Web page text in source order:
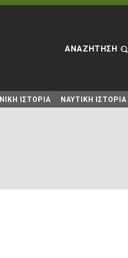
ΑΝΑΖΗΤΗΣΗ
ΙΣΤΟΡΙΑ ΝΑΥΤΙΚΗ ΙΣΤΟΡΙΑ